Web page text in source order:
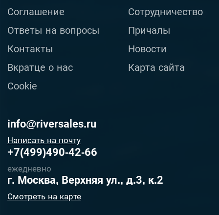
Соглашение
Ответы на вопросы
Контакты
Вкратце о нас
Cookie
Сотрудничество
Причалы
Новости
Карта сайта
info@riversales.ru
Написать на почту
+7(499)490-42-66
ежедневно
г. Москва, Верхняя ул., д.3, к.2
Смотреть на карте